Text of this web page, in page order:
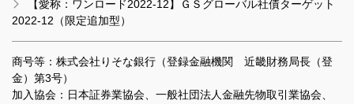
【愛称：ワンロード2022-12】ＧＳグローバル社債ターゲット
2022-12（限定追加型）
商号等：株式会社りそな銀行（登録金融機関 近畿財務局長（登
金）第3号）
加入協会：日本証券業協会、一般社団法人金融先物取引業協会、